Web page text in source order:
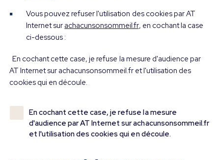
Vous pouvez refuser l'utilisation des cookies par AT
Internet surachacunsonsommeil.fr, en cochant la case
ci-dessous :
En cochant cette case, je refuse la mesure d'audience par
AT Internet sur achacunsonsommeil.fr et l'utilisation des
cookies qui en découle.
En cochant cette case, je refuse la mesure
d'audience par AT Internet sur achacunsonsommeil.fr
et l'utilisation des cookies qui en découle.